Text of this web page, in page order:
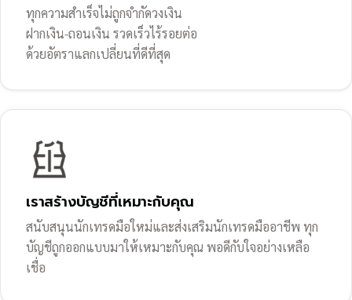
ทุกความสำเร็จไม่ถูกจำกัดวงเงิน
ฝากเงิน-ถอนเงิน รวดเร็วไร้รอยต่อ
ด้วยอัตราแลกเปลี่ยนที่ดีที่สุด
เราสร้างบัญชีที่เหมาะกับคุณ
สนับสนุนนักเทรดมือใหม่และส่งเสริมนักเทรดมืออาชีพ ทุก
บัญชีถูกออกแบบมาให้เหมาะกับคุณ พอดีกับใจอย่างเหลือ
เชื่อ